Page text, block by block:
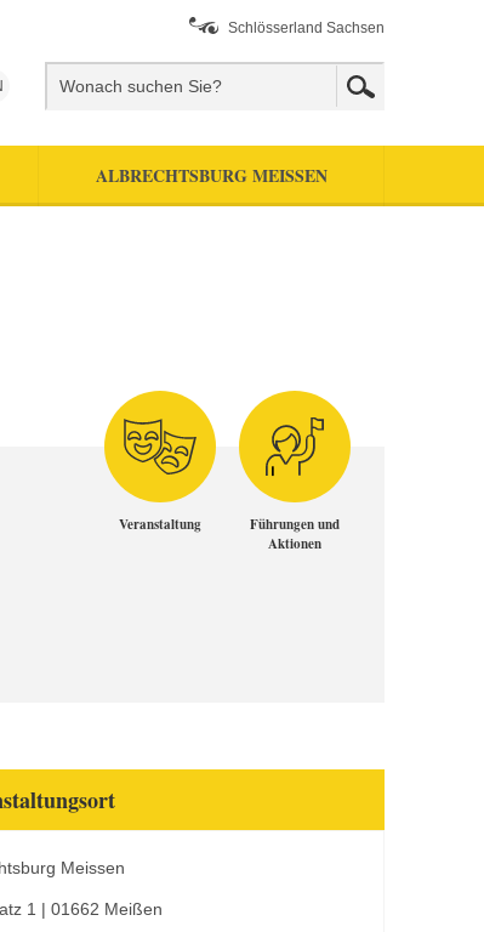
Schlösserland Sachsen
ALBRECHTSBURG MEISSEN
Veranstaltung
Führungen und
Aktionen
Meissen
1 | 01662 Meißen